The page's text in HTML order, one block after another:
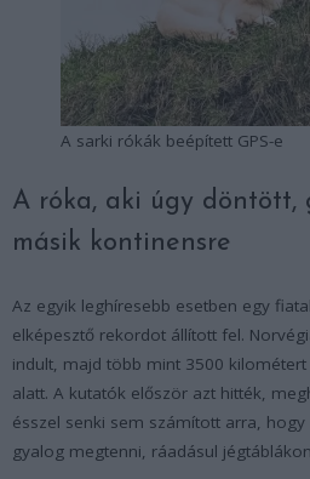
A sarki rókák beépített GPS-e
A róka, aki úgy döntött,
másik kontinensre
Az egyik leghíresebb esetben egy
elképesztő rekordot állított fel.
indult, majd több mint 3500
alatt. A kutatók először azt hitték,
ésszel senki sem számított arra,
gyalog megtenni, ráadásul